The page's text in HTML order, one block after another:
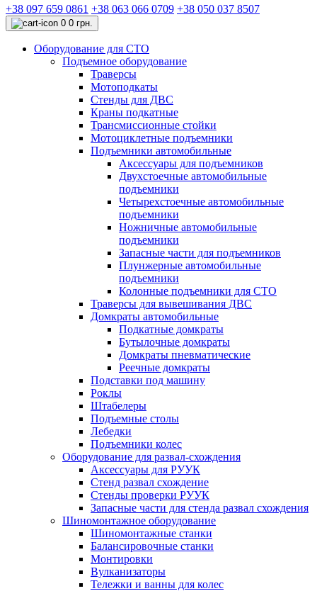
+38 097 659 0861 +38 063 066 0709 +38 050 037 8507
0 0 грн.
Оборудование для СТО
Подъемное оборудование
Траверсы
Мотоподкаты
Стенды для ДВС
Краны подкатные
Трансмиссионные стойки
Мотоциклетные подъемники
Подъемники автомобильные
Аксессуары для подъемников
Двухстоечные автомобильные
подъемники
Четырехстоечные автомобильные
подъемники
Ножничные автомобильные
подъемники
Запасные части для подъемников
Плунжерные автомобильные
подъемники
Колонные подъемники для СТО
Траверсы для вывешивания ДВС
Домкраты автомобильные
Подкатные домкраты
Бутылочные домкраты
Домкраты пневматические
Реечные домкраты
Подставки под машину
Роклы
Штабелеры
Подъемные столы
Лебедки
Подъемники колес
Оборудование для развал-схождения
Аксессуары для РУУК
Стенд развал схождение
Стенды проверки РУУК
Запасные части для стенда развал схождения
Шиномонтажное оборудование
Шиномонтажные станки
Балансировочные станки
Монтировки
Вулканизаторы
Тележки и ванны для колес